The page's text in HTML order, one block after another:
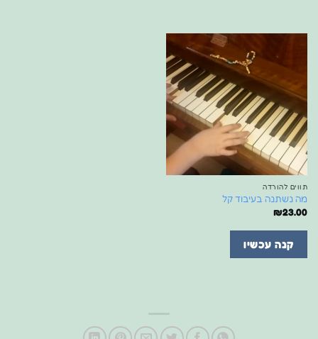
תווים להורדה
מה נשתנה בעיבוד קל
₪23.00
קנה עכשיו